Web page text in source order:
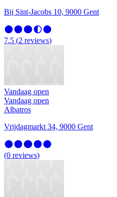
Bij Sint-Jacobs 10, 9000 Gent
7.5 (2 reviews)
Vandaag open
Vandaag open
Albatros
Vrijdagmarkt 34, 9000 Gent
(0 reviews)